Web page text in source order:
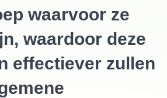
waarvoor ze
waardoor deze
effectiever zullen